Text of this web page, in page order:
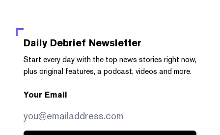
Daily Debrief Newsletter
Start every day with the top news stories right now,
plus original features, a podcast, videos and more.
Your Email